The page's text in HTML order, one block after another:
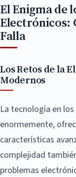
El Enigma de
Electrónicos:
Falla
Los Retos de la
Modernos
La tecnología en
enormemente,
características
complejidad
problemas